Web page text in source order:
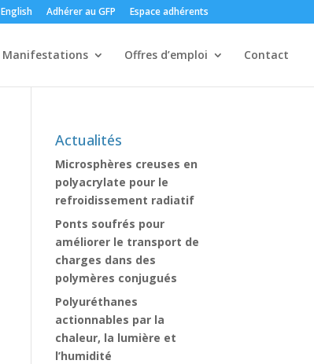
English Adhérer au GFP Espace adhérents
Manifestations Offres d’emploi Contact
Actualités
Microsphères creuses en
polyacrylate pour le
refroidissement radiatif
Ponts soufrés pour
améliorer le transport de
charges dans des
polymères conjugués
Polyuréthanes
actionnables par la
chaleur, la lumière et
l’humidité